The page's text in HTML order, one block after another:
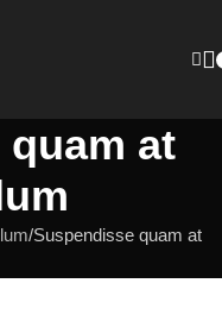
at
Suspendisse quam at